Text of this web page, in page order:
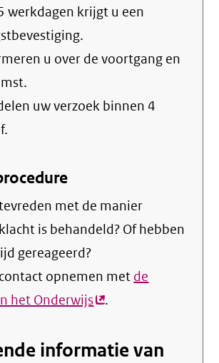
werkdagen krijgt u een
u over de voortgang en
uw verzoek binnen 4
met de manier
is behandeld? Of hebben
gereageerd?
opnemen met de
het Onderwijs(externe
.
informatie van